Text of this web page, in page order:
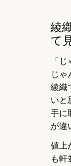
綾
て
「
じゃ
綾織
いと
手に
が違
値上
も軒